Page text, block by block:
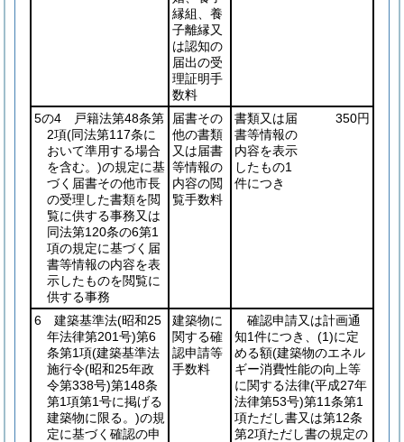
縁組、養
子離縁又
は認知の
届出の受
理証明手
数料
5の4 戸籍法第48条第
2項(同法第117条に
おいて準用する場合
を含む。)の規定に基
づく届書その他市長
の受理した書類を閲
覧に供する事務又は
同法第120条の6第1
項の規定に基づく届
書等情報の内容を表
示したものを閲覧に
供する事務
届書その
他の書類
又は届書
等情報の
内容の閲
覧手数料
書類又は届
書等情報の
内容を表示
したもの1
件につき
350円
6 建築基準法(昭和25
年法律第201号)第6
条第1項(建築基準法
施行令(昭和25年政
令第338号)第148条
第1項第1号に掲げる
建築物に限る。)の規
定に基づく確認の申
建築物に
関する確
認申請等
手数料
確認申請又は計画通
知1件につき、 (1)に定
める額(建築物のエネル
ギー消費性能の向上等
に関する法律(平成27年
法律第53号)第11条第1
項ただし書又は第12条
第2項ただし書の規定の